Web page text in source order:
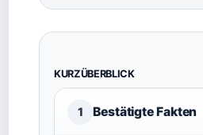
KURZÜBERBLICK
1 Bestätigte Fakten